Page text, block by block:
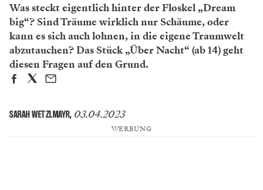
Was steckt eigentlich hinter der Floskel „Dream
big“? Sind Träume wirklich nur Schäume, oder
kann es sich auch lohnen, in die eigene Traumwelt
abzutauchen? Das Stück „Über Nacht“ (ab 14) geht
diesen Fragen auf den Grund.
SARAH WETZLMAYR, 03.04.2023
WERBUNG